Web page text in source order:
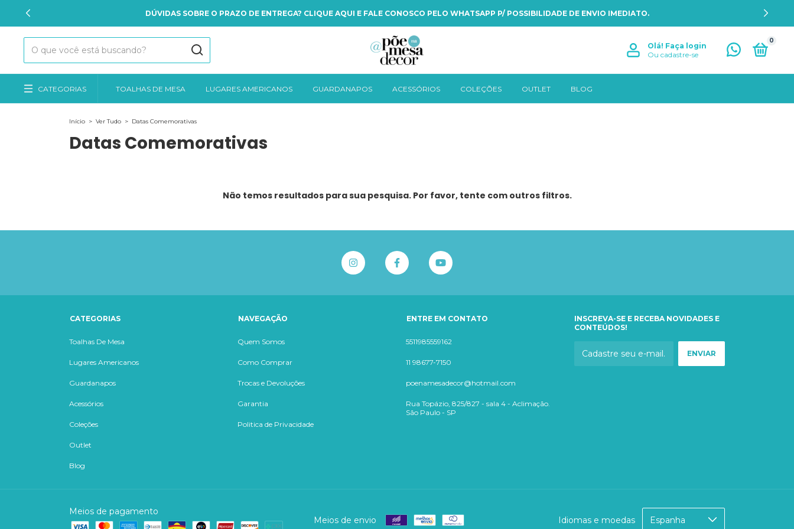
DÚVIDAS SOBRE O PRAZO DE ENTREGA? CLIQUE AQUI E FALE CONOSCO PELO WHATSAPP P/ POSSIBILIDADE DE ENVIO IMEDIATO.
Olá! Faça login
Ou cadastre-se
0
CATEGORIAS TOALHAS DE MESA LUGARES AMERICANOS GUARDANAPOS ACESSÓRIOS COLEÇÕES OUTLET BLOG
Início > Ver Tudo > Datas Comemorativas
Datas Comemorativas
Não temos resultados para sua pesquisa. Por favor, tente com outros filtros.
CATEGORIAS
Toalhas De Mesa
Lugares Americanos
Guardanapos
Acessórios
Coleções
Outlet
Blog
NAVEGAÇÃO
Quem Somos
Como Comprar
Trocas e Devoluções
Garantia
Politica de Privacidade
ENTRE EM CONTATO
5511985559162
11 98677-7150
poenamesadecor@hotmail.com
Rua Topázio, 825/827 - sala 4 - Aclimação.
São Paulo - SP
INSCREVA-SE E RECEBA NOVIDADES E
CONTEÚDOS!
Meios de pagamento
Meios de envio
Idiomas e moedas